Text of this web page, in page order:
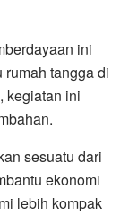
ini
tangga di
kegiatan ini
sesuatu dari
ekonomi
lebih kompak